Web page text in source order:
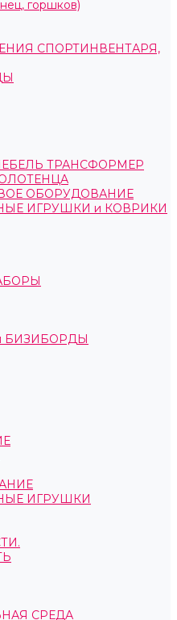
горшков)
СПОРТИНВЕНТАРЯ,
ТРАНСФОРМЕР
ОБОРУДОВАНИЕ
ИГРУШКИ и КОВРИКИ
БИЗИБОРДЫ
ИГРУШКИ
СРЕДА